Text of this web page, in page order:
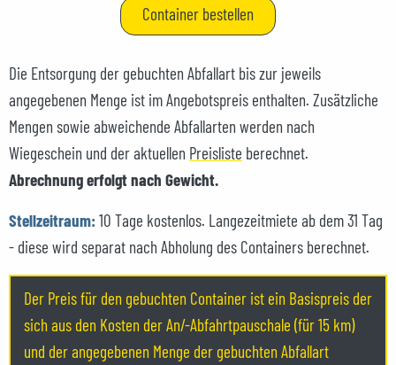
Die Entsorgung der gebuchten Abfallart bis zur jeweils
angegebenen Menge ist im Angebotspreis enthalten. Zusätzliche
Mengen sowie abweichende Abfallarten werden nach
Wiegeschein und der aktuellen Preisliste berechnet.
Abrechnung erfolgt nach Gewicht.
Stellzeitraum:10 Tage kostenlos. Langezeitmiete ab dem 31 Tag
- diese wird separat nach Abholung des Containers berechnet.
Der Preis für den gebuchten Container ist ein Basispreis der
sich aus den Kosten der An/-Abfahrtpauschale (für 15 km)
und der angegebenen Menge der gebuchten Abfallart